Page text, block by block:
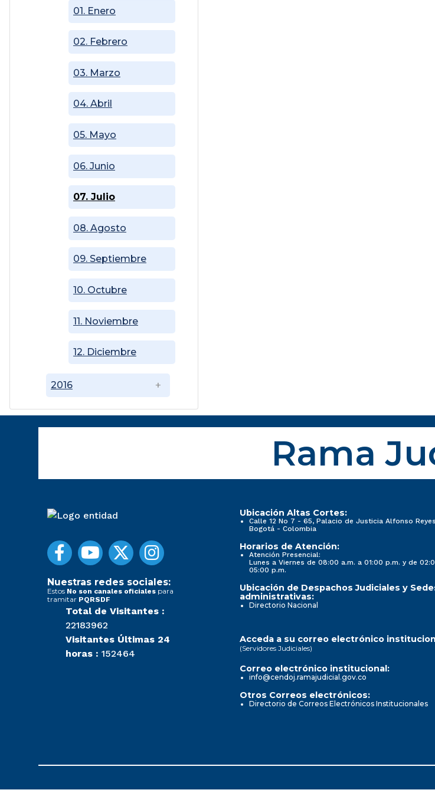
2016
01. Enero
02. Febrero
03. Marzo
04. Abril
05. Mayo
06. Junio
07. Julio
08. Agosto
09. Septiembre
10. Octubre
11. Noviembre
12. Diciembre
Rama
Nuestras redes sociales:
Estos No son canales oficiales para
tramitar PQRSDF
Total de Visitantes :
22183962
Visitantes Últimas 24
horas : 152464
Ubicación Altas Cortes:
Calle 12 No 7 - 65, Palacio de Justicia Alfonso
Bogotá - Colombia
Horarios de Atención:
Atención Presencial:
Lunes a Viernes de 08:00 a.m. a 01:00 p.m. y de
05:00 p.m.
Ubicación de Despachos Judiciales y
administrativas:
Directorio Nacional
Acceda a su correo electrónico
(Servidores Judiciales)
Correo electrónico institucional:
info@cendoj.ramajudicial.gov.co
Otros Correos electrónicos:
Directorio de Correos Electrónicos Institucionales